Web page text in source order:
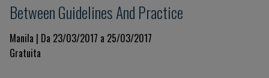
Between Guidelines And Practice
Manila | Da 23/03/2017 a 25/03/2017
Gratuita